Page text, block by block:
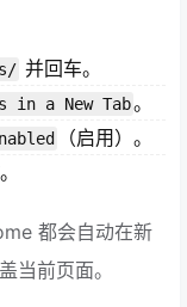
并回车。
in a New Tab。
（启用）。
都会自动在新
当前页面。